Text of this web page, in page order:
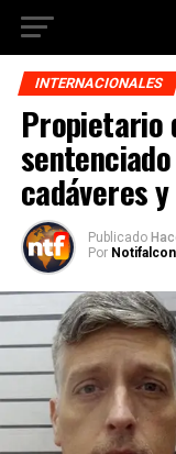
INTERNACIONALES
Propietario
cadáveres
Publicado
Por Notifalcon